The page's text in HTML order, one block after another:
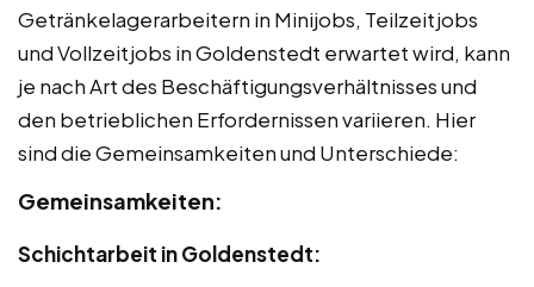
Getränkelagerarbeitern in Minijobs, Teilzeitjobs
und Vollzeitjobs in Goldenstedt erwartet wird, kann
je nach Art des Beschäftigungsverhältnisses und
den betrieblichen Erfordernissen variieren. Hier
sind die Gemeinsamkeiten und Unterschiede:
Gemeinsamkeiten:
Schichtarbeit in Goldenstedt: